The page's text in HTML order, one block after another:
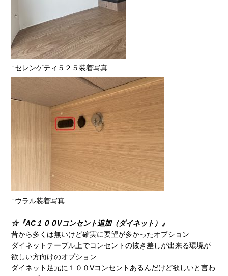
↑セレンゲティ５２５装着写真
↑ウラル装着写真
☆『AC１００Vコンセント追加（ダイネット）』
昔から多くは無いけど確実に要望が多かったオプション
ダイネットテーブル上でコンセントの抜き差しが出来る環境が
欲しい方向けのオプション
ダイネット足元に１００Vコンセントあるんだけど欲しいと言わ